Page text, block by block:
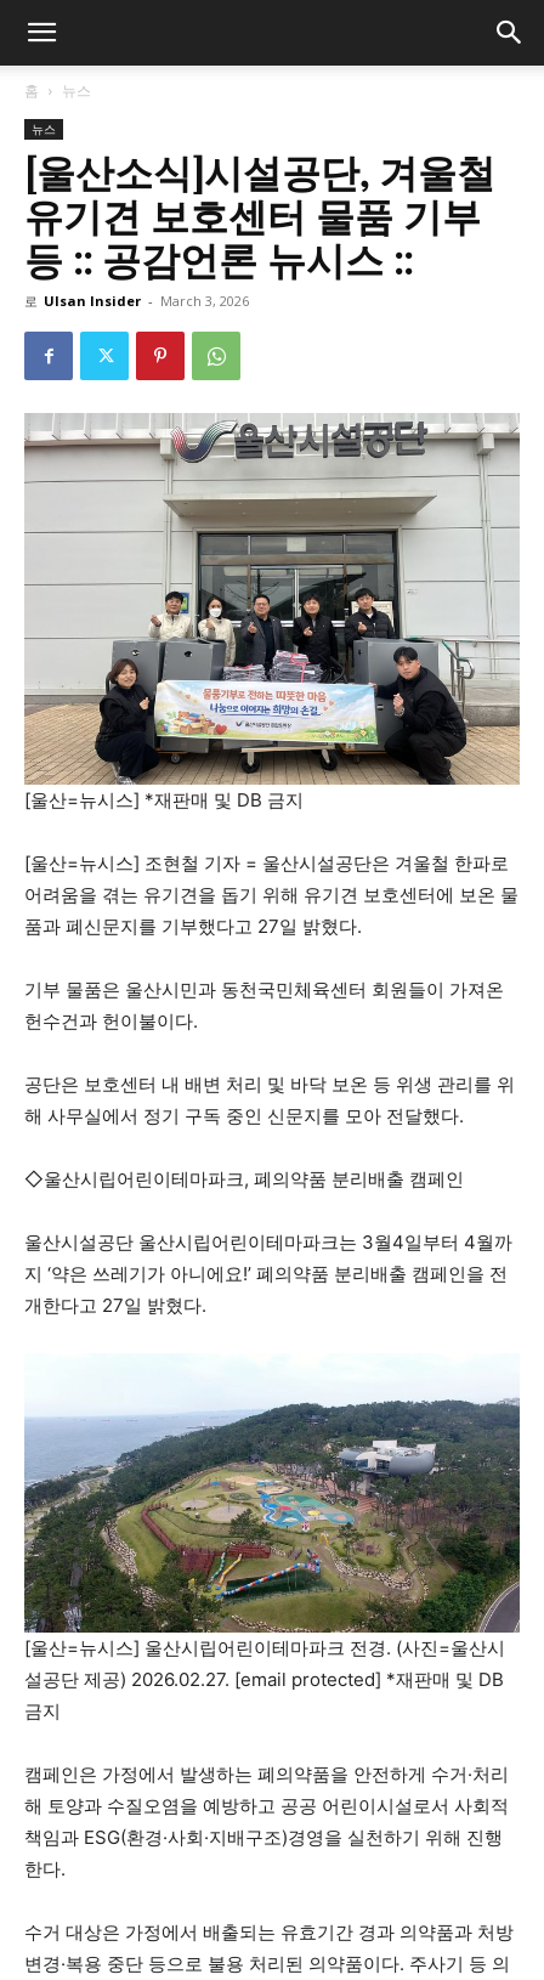
홈 뉴스
뉴스
[울산소식]시설공단, 겨울철
유기견 보호센터 물품 기부
등 :: 공감언론 뉴시스 ::
로 Ulsan Insider - March 3, 2026
[울산=뉴시스] *재판매 및 DB 금지
[울산=뉴시스] 조현철 기자 = 울산시설공단은 겨울철 한파로
어려움을 겪는 유기견을 돕기 위해 유기견 보호센터에 보온 물
품과 폐신문지를 기부했다고 27일 밝혔다.
기부 물품은 울산시민과 동천국민체육센터 회원들이 가져온
헌수건과 헌이불이다.
공단은 보호센터 내 배변 처리 및 바닥 보온 등 위생 관리를 위
해 사무실에서 정기 구독 중인 신문지를 모아 전달했다.
◇울산시립어린이테마파크, 폐의약품 분리배출 캠페인
울산시설공단 울산시립어린이테마파크는 3월4일부터 4월까
지 ‘약은 쓰레기가 아니에요!’ 폐의약품 분리배출 캠페인을 전
개한다고 27일 밝혔다.
[울산=뉴시스] 울산시립어린이테마파크 전경. (사진=울산시
설공단 제공) 2026.02.27. [email protected] *재판매 및 DB
금지
캠페인은 가정에서 발생하는 폐의약품을 안전하게 수거·처리
해 토양과 수질오염을 예방하고 공공 어린이시설로서 사회적
책임과 ESG(환경·사회·지배구조)경영을 실천하기 위해 진행
한다.
수거 대상은 가정에서 배출되는 유효기간 경과 의약품과 처방
변경·복용 중단 등으로 불용 처리된 의약품이다. 주사기 등 의